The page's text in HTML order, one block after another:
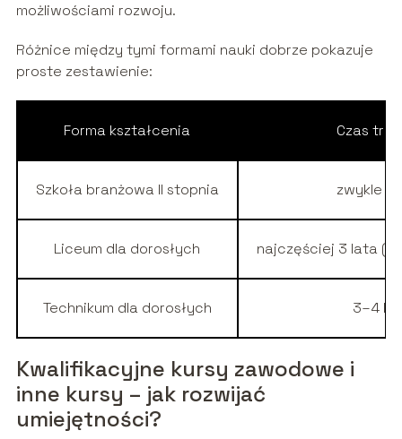
możliwościami rozwoju.
Różnice między tymi formami nauki dobrze pokazuje
proste zestawienie:
Forma kształcenia Czas
Szkoła branżowa II stopnia zwykle 2
Liceum dla dorosłych najczęściej 3 lata
Technikum dla dorosłych 3–4
Kwalifikacyjne kursy zawodowe i
inne kursy – jak rozwijać
umiejętności?